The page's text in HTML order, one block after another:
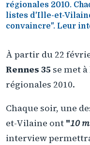
régionales 2010.
listes d'Ille-et-
convaincre". Leur
À partir du 22
Rennes 35 se met
régionales 2010.
Chaque soir, une
et-Vilaine ont "10
interview